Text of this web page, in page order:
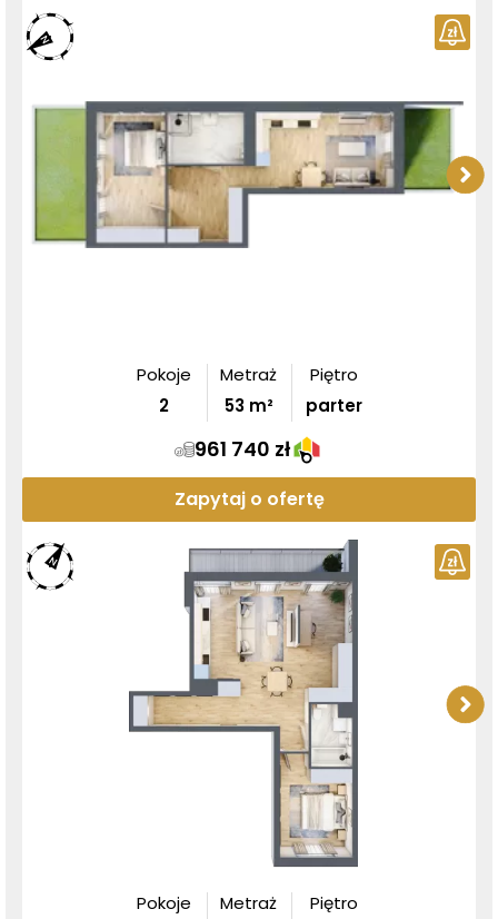
Pokoje
2
Metraż
53m²
Piętro
parter
961 740 zł
Zapytaj o ofertę
Pokoje
Metraż
Piętro